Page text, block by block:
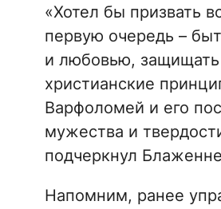
«Хотел бы призвать
первую очередь –
и любовью, защищать
христианские
Варфоломей и его
мужества и
подчеркнул
Напомним, ранее